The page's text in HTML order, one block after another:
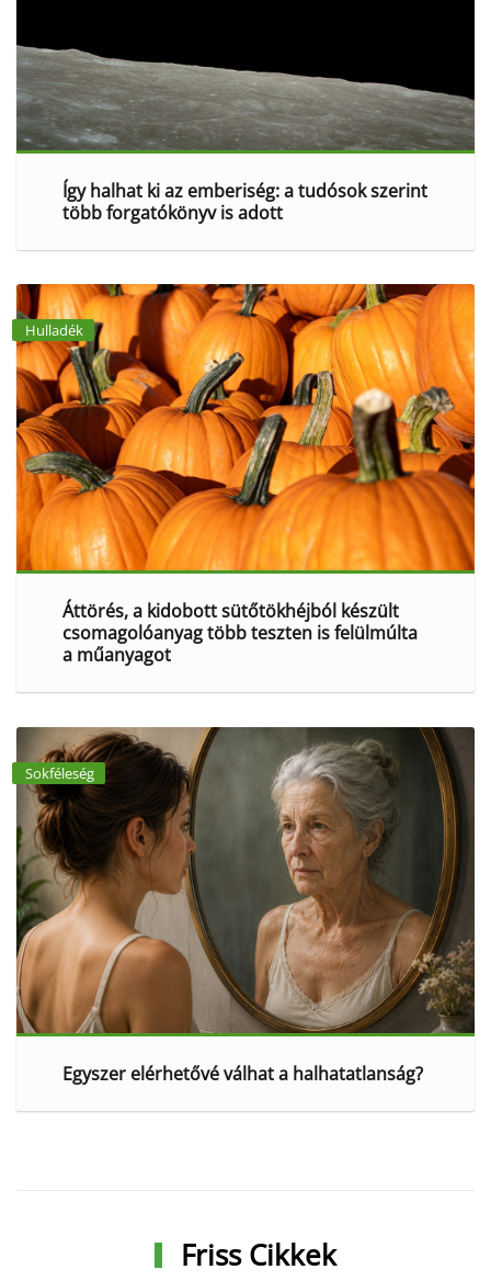
Így halhat ki az emberiség: a tudósok szerint
több forgatókönyv is adott
Hulladék
Áttörés, a kidobott sütőtökhéjból készült
csomagolóanyag több teszten is felülmúlta
a műanyagot
Sokféleség
Egyszer elérhetővé válhat a halhatatlanság?
Friss Cikkek